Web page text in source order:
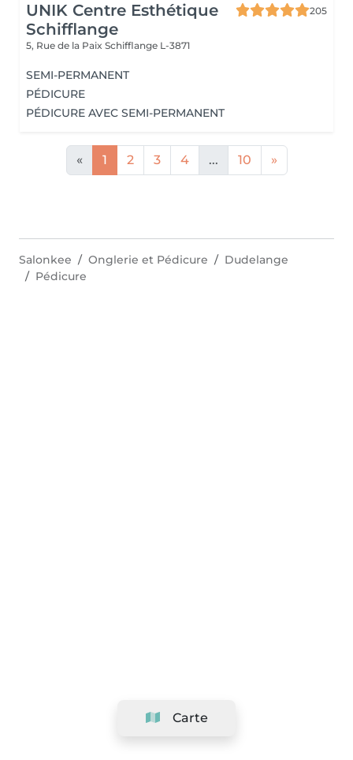
UNIK Centre Esthétique
Schifflange
205
5, Rue de la Paix Schifflange L-3871
SEMI-PERMANENT
PÉDICURE
PÉDICURE AVEC SEMI-PERMANENT
« 1 2 3 4 ... 10 »
Carte
Salonkee Onglerie et Pédicure
Dudelange
Pédicure